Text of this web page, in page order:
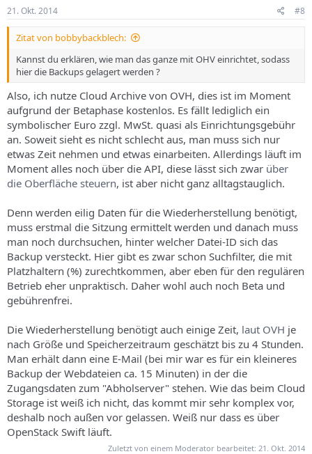
21. Okt. 2014 #8
Zitat von bobbybackblech:
Kannst du erklären, wie man das ganze mit OHV einrichtet, sodass
hier die Backups gelagert werden ?
Also, ich nutze Cloud Archive von OVH, dies ist im Moment
aufgrund der Betaphase kostenlos. Es fällt lediglich ein
symbolischer Euro zzgl. MwSt. quasi als Einrichtungsgebühr
an. Soweit sieht es nicht schlecht aus, man muss sich nur
etwas Zeit nehmen und etwas einarbeiten. Allerdings läuft im
Moment alles noch über die API, diese lässt sich zwar über
die Oberfläche steuern, ist aber nicht ganz alltagstauglich.
Denn werden eilig Daten für die Wiederherstellung benötigt,
muss erstmal die Sitzung ermittelt werden und danach muss
man noch durchsuchen, hinter welcher Datei-ID sich das
Backup versteckt. Hier gibt es zwar schon Suchfilter, die mit
Platzhaltern (%) zurechtkommen, aber eben für den regulären
Betrieb eher unpraktisch. Daher wohl auch noch Beta und
gebührenfrei.
Die Wiederherstellung benötigt auch einige Zeit, laut OVH je
nach Größe und Speicherzeitraum geschätzt bis zu 4 Stunden.
Man erhält dann eine E-Mail (bei mir war es für ein kleineres
Backup der Webdateien ca. 15 Minuten) in der die
Zugangsdaten zum "Abholserver" stehen. Wie das beim Cloud
Storage ist weiß ich nicht, das kommt mir sehr komplex vor,
deshalb noch außen vor gelassen. Weiß nur dass es über
OpenStack Swift läuft.
Zuletzt von einem Moderator bearbeitet: 21. Okt. 2014